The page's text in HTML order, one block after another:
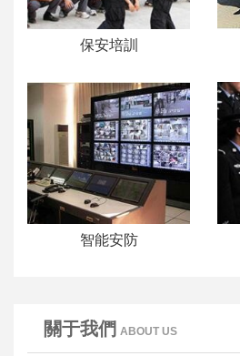
保安培訓
智能安防
關于我們 ABOUT US